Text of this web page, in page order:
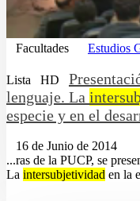
Facultades Estudios
Lista HD
lenguaje. La
especie y en el
16 de Junio de 2014
...ras de la PUCP, se
La intersubjetividad en la